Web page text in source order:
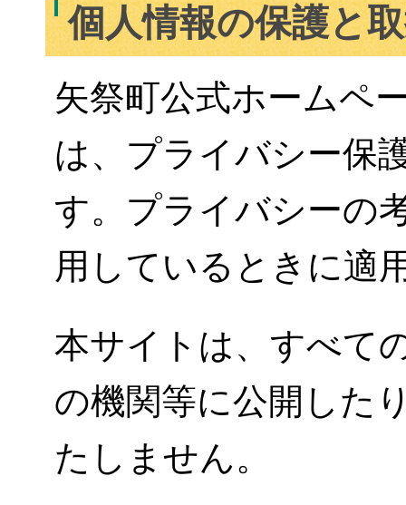
個人情報の保護と
矢祭町公式ホームペ
は、プライバシー保
す。プライバシーの
用しているときに適
本サイトは、すべて
の機関等に公開した
たしません。